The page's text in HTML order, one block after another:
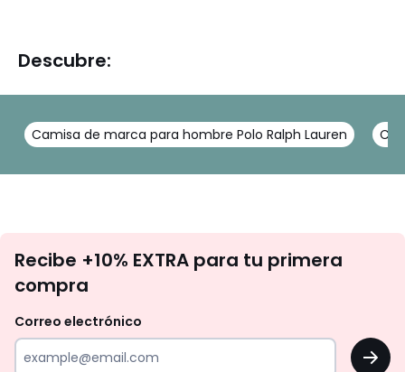
Descubre:
Camisa de marca para hombre Polo Ralph Lauren
te
tu
Recibe +10% EXTRA para tu primera
compra
Correo electrónico
OK